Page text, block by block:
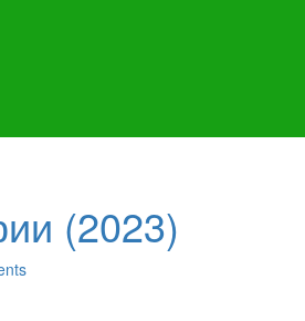
(2023)